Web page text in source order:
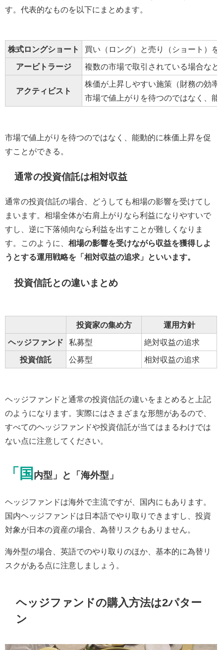
す。代表的なものを以下にまとめます。
株式ロングショート 買い（ロング）と売り（ショート）
アービトラージ 複数の市場で取引されている場合な
アクティビスト
株価が上昇しやすい施策（財務の効
市場で値上がりを待つのではなく、
市場で値上がりを待つのではなく、能動的に株価上昇を促
すことができる。
通常の投資信託は相対収益
通常の投資信託の場合、どうしても相場の影響を受けてし
まいます。相場全体が右肩上がりなら利益になりやすいで
すし、逆に下落傾向なら利益を出すことが難しくなりま
す。このように、 相場の影響を受けながら収益を獲得しよ
うとする運用戦略を「相対収益の追求」といいます。
投資信託との違いまとめ
投資家の集め方 運用方針
ヘッジファンド 私募型 絶対収益の追求
投資信託 公募型 相対収益の追求
ヘッジファンドと通常の投資信託の違いをまとめると上記
のようになります。実際にはさまざまな形態があるので、
すべてのヘッジファンドや投資信託が当てはまるわけでは
ない点に注意してください。
「国 内型」と「海外型」
ヘッジファンドは海外で主流ですが、国内にもあります。
国内ヘッジファンドは日本語でやり取りできますし、投資
対象が日本の資産の場合、為替リスクもありません。
海外型の場合、英語でのやり取りのほか、基本的に為替リ
スクがある点に注意しましょう。
ヘッジファンドの購入方法は2パター
ン